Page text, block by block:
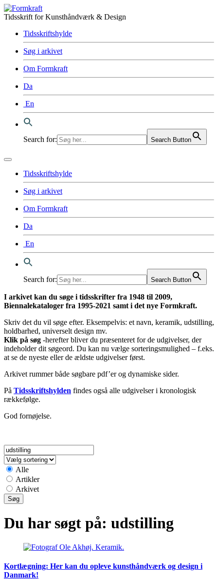
Tidsskrift for Kunsthåndværk & Design
Tidsskriftshylde
Søg i arkivet
Om Formkraft
Da
En
Search for: Search Button
Tidsskriftshylde
Søg i arkivet
Om Formkraft
Da
En
Search for: Search Button
I arkivet kan du søge i tidsskrifter fra 1948 til 2009,
Biennalekataloger fra 1995-2021 samt i det nye Formkraft.
Skriv det du vil søge efter. Eksempelvis: et navn, keramik, udstilling,
holdbarhed, universelt design mv.
Klik på søg -herefter bliver du præsenteret for de udgivelser, der
indeholder dit søgeord. Du kan nu vælge sorteringsmulighed – f.eks.
at se de nyeste eller de ældste udgivelser først.
Arkivet rummer både søgbare pdf’er og dynamiske sider.
På Tidsskriftshylden findes også alle udgivelser i kronologisk
rækkefølge.
God fornøjelse.
Alle
Artikler
Arkivet
Du har søgt på: udstilling
Kortlægning: Her kan du opleve kunsthåndværk og design i
Danmark!